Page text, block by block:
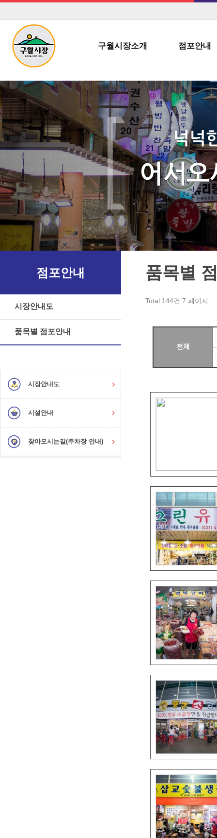
구월시장소개 점포안내
점포안내
시장안내도
품목별 점포안내
시장안내도
시설안내
찾아오시는길(주차장 안내)
품목별
Total 144건 7 페이지
전체